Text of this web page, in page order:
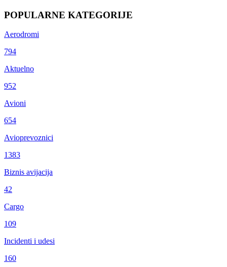
POPULARNE KATEGORIJE
Aerodromi
794
Aktuelno
952
Avioni
654
Avioprevoznici
1383
Biznis avijacija
42
Cargo
109
Incidenti i udesi
160